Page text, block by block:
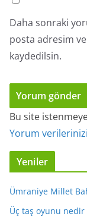
Daha sonraki
posta adresim
kaydedilsin.
Bu site
Yorum
Yeniler
Ümraniye Millet
Üç taş oyunu nedir